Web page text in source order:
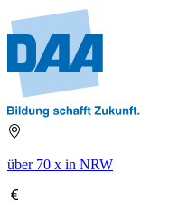
über 70 x in NRW